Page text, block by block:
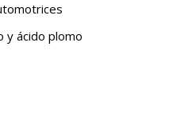
y ácido plomo